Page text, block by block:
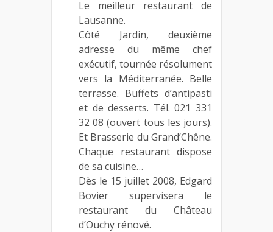
Le meilleur restaurant de
Lausanne.
Côté Jardin, deuxième
adresse du même chef
exécutif, tournée résolument
vers la Méditerranée. Belle
terrasse. Buffets d’antipasti
et de desserts. Tél. 021 331
32 08 (ouvert tous les jours).
Et Brasserie du Grand’Chêne.
Chaque restaurant dispose
de sa cuisine…
Dès le 15 juillet 2008, Edgard
Bovier supervisera le
restaurant du Château
d’Ouchy rénové.